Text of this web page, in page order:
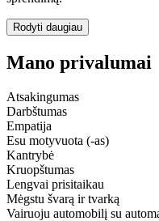
Rodyti daugiau
Mano privalumai
Atsakingumas
Darbštumas
Empatija
Esu motyvuota (-as)
Kantrybė
Kruopštumas
Lengvai prisitaikau
Mėgstu švarą ir tvarką
Vairuoju automobilį su